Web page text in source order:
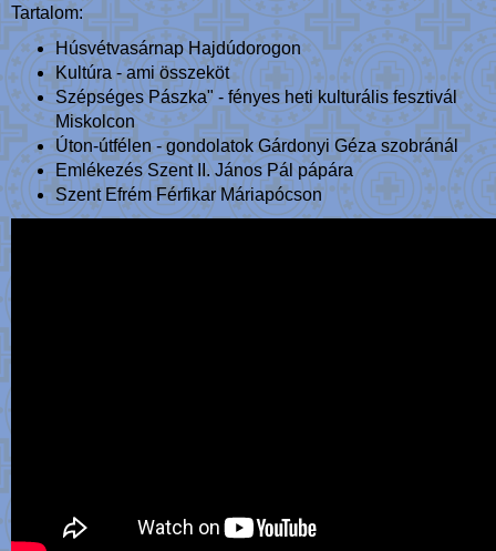
Tartalom:
Húsvétvasárnap Hajdúdorogon
Kultúra - ami összeköt
Szépséges Pászka" - fényes heti kulturális fesztivál
Miskolcon
Úton-útfélen - gondolatok Gárdonyi Géza szobránál
Emlékezés Szent II. János Pál pápára
Szent Efrém Férfikar Máriapócson